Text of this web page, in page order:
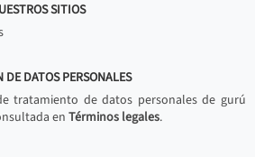
SITIOS
DE DATOS PERSONALES
tratamiento de datos personales de gurú
en Términos legales.